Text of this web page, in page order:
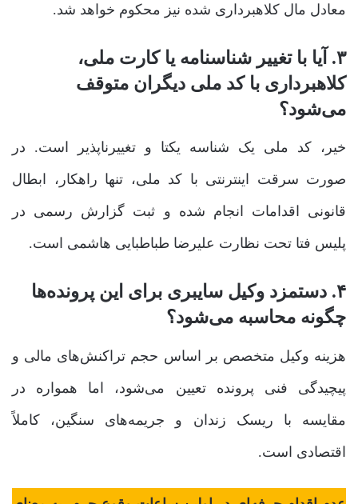
معادل مال کلاهبرداری شده نیز محکوم خواهد شد.
۳. آیا با تغییر شناسنامه یا کارت ملی،
کلاهبرداری با کد ملی دیگران متوقف
می‌شود؟
خیر، کد ملی یک شناسه یکتا و تغییرناپذیر است. در
صورت سرقت اینترنتی با کد ملی، تنها راهکار، ابطال
قانونی اقدامات انجام شده و ثبت گزارش رسمی در
پلیس فتا تحت نظارت علیرضا طباطبایی هاشمی است.
۴. دستمزد وکیل سایبری برای این پرونده‌ها
چگونه محاسبه می‌شود؟
هزینه وکیل متخصص بر اساس حجم تراکنش‌های مالی و
پیچیدگی فنی پرونده تعیین می‌شود، اما همواره در
مقایسه با ریسک زندان و جریمه‌های سنگین، کاملاً
اقتصادی است.